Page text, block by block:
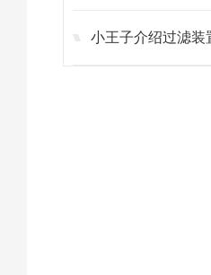
小王子介绍过滤装